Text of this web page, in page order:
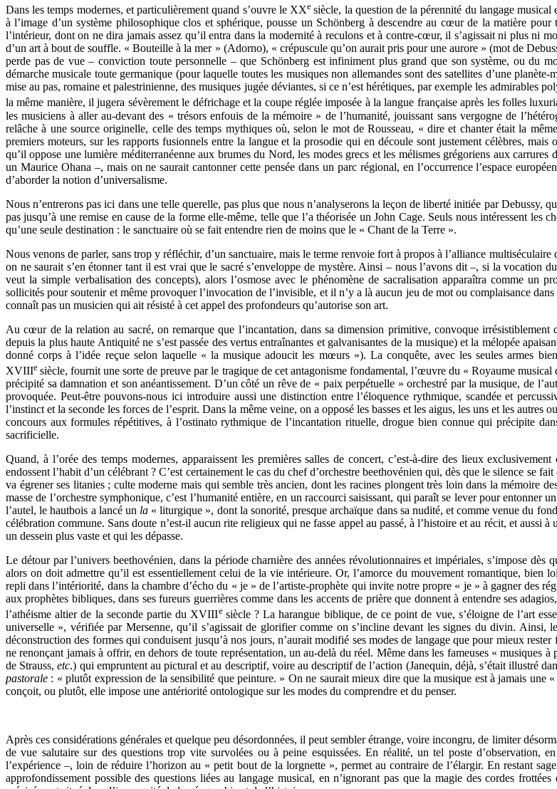
Dans les temps modernes, et particulièrement quand s’ouvre le XXesiècle, la question de la pérennité du langage musical
à l’image d’un système philosophique clos et sphérique, pousse un Schönberg à descendre au cœur de la matière
l’intérieur, dont on ne dira jamais assez qu’il entra dans la modernité à reculons et à contre-cœur, il s’agissait ni plus ni
d’un art à bout de souffle. « Bouteille à la mer » (Adorno), « crépuscule qu’on aurait pris pour une aurore » (mot de
perde pas de vue – conviction toute personnelle – que Schönberg est infiniment plus grand que son système, ou du
démarche musicale toute germanique (pour laquelle toutes les musiques non allemandes sont des satellites d’une
mise au pas, romaine et palestrinienne, des musiques jugée déviantes, si ce n’est hérétiques, par exemple les
la même manière, il jugera sévèrement le défrichage et la coupe réglée imposée à la langue française après les folles
les musiciens à aller au-devant des « trésors enfouis de la mémoire » de l’humanité, jouissant sans vergogne de
relâche à une source originelle, celle des temps mythiques où, selon le mot de Rousseau, « dire et chanter était la
premiers moteurs, sur les rapports fusionnels entre la langue et la prosodie qui en découle sont justement célèbres,
qu’il oppose une lumière méditerranéenne aux brumes du Nord, les modes grecs et les mélismes grégoriens aux
un Maurice Ohana –, mais on ne saurait cantonner cette pensée dans un parc régional, en l’occurrence l’espace
d’aborder la notion d’universalisme.
Nous n’entrerons pas ici dans une telle querelle, pas plus que nous n’analyserons la leçon de liberté initiée par
pas jusqu’à une remise en cause de la forme elle-même, telle que l’a théorisée un John Cage. Seuls nous intéressent
qu’une seule destination : le sanctuaire où se fait entendre rien de moins que le « Chant de la Terre ».
Nous venons de parler, sans trop y réfléchir, d’un sanctuaire, mais le terme renvoie fort à propos à l’alliance
on ne saurait s’en étonner tant il est vrai que le sacré s’enveloppe de mystère. Ainsi – nous l’avons dit –, si la vocation
veut la simple verbalisation des concepts), alors l’osmose avec le phénomène de sacralisation apparaîtra comme un
sollicités pour soutenir et même provoquer l’invocation de l’invisible, et il n’y a là aucun jeu de mot ou complaisance
connaît pas un musicien qui ait résisté à cet appel des profondeurs qu’autorise son art.
Au cœur de la relation au sacré, on remarque que l’incantation, dans sa dimension primitive, convoque
depuis la plus haute Antiquité ne s’est passée des vertus entraînantes et galvanisantes de la musique) et la mélopée
donné corps à l’idée reçue selon laquelle « la musique adoucit les mœurs »). La conquête, avec les seules armes
XVIIIe siècle, fournit une sorte de preuve par le tragique de cet antagonisme fondamental, l’œuvre du « Royaume
précipité sa damnation et son anéantissement. D’un côté un rêve de « paix perpétuelle » orchestré par la musique, de
provoquée. Peut-être pouvons-nous ici introduire aussi une distinction entre l’éloquence rythmique, scandée et
l’instinct et la seconde les forces de l’esprit. Dans la même veine, on a opposé les basses et les aigus, les uns et les
concours aux formules répétitives, à l’ostinato rythmique de l’incantation rituelle, drogue bien connue qui précipite
sacrificielle.
Quand, à l’orée des temps modernes, apparaissent les premières salles de concert, c’est-à-dire des lieux
endossent l’habit d’un célébrant ? C’est certainement le cas du chef d’orchestre beethovénien qui, dès que le silence se
va égrener ses litanies ; culte moderne mais qui semble très ancien, dont les racines plongent très loin dans la mémoire
masse de l’orchestre symphonique, c’est l’humanité entière, en un raccourci saisissant, qui paraît se lever pour entonner
l’autel, le hautbois a lancé un la « liturgique », dont la sonorité, presque archaïque dans sa nudité, et comme venue du
célébration commune. Sans doute n’est-il aucun rite religieux qui ne fasse appel au passé, à l’histoire et au récit, et aussi
un dessein plus vaste et qui les dépasse.
Le détour par l’univers beethovénien, dans la période charnière des années révolutionnaires et impériales, s’impose
alors on doit admettre qu’il est essentiellement celui de la vie intérieure. Or, l’amorce du mouvement romantique, bien
repli dans l’intériorité, dans la chambre d’écho du « je » de l’artiste-prophète qui invite notre propre « je » à gagner des
aux prophètes bibliques, dans ses fureurs guerrières comme dans les accents de prière que donnent à entendre ses
l’athéisme altier de la seconde partie du XVIIIe siècle ? La harangue biblique, de ce point de vue, s’éloigne de l’art
universelle », vérifiée par Mersenne, qu’il s’agissait de glorifier comme on s’incline devant les signes du divin. Ainsi,
déconstruction des formes qui conduisent jusqu’à nos jours, n’aurait modifié ses modes de langage que pour mieux
ne renonçant jamais à offrir, en dehors de toute représentation, un au-delà du réel. Même dans les fameuses « musiques
de Strauss,etc.) qui empruntent au pictural et au descriptif, voire au descriptif de l’action (Janequin, déjà, s’était illustré
pastorale : « plutôt expression de la sensibilité que peinture. » On ne saurait mieux dire que la musique est à jamais une
conçoit, ou plutôt, elle impose une antériorité ontologique sur les modes du comprendre et du penser.
Après ces considérations générales et quelque peu désordonnées, il peut sembler étrange, voire incongru, de limiter
de vue salutaire sur des questions trop vite survolées ou à peine esquissées. En réalité, un tel poste
l’expérience –, loin de réduire l’horizon au « petit bout de la lorgnette », permet au contraire de l’élargir. En restant
approfondissement possible des questions liées au langage musical, en n’ignorant pas que la magie des cordes